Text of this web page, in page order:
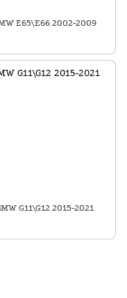
E65\E66 2002-2009
G11\G12 2015-2021